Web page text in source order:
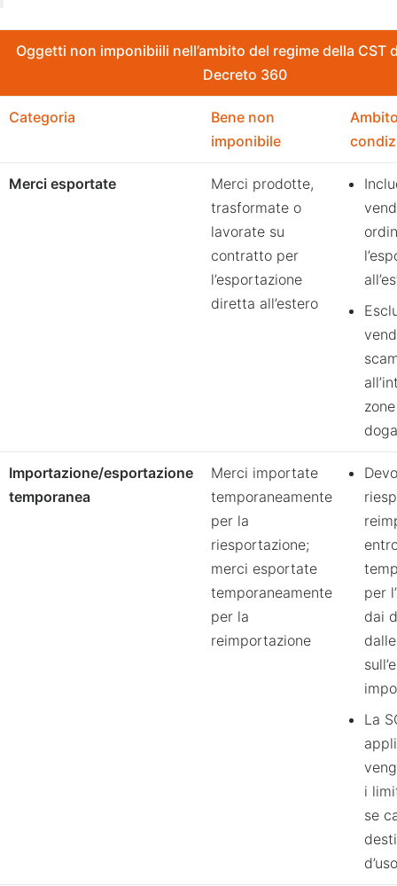
Oggetti non imponibiili nell’ambito del regime della CST
Decreto 360
Categoria
Bene non
imponibile
Merci esportate
Merci prodotte,
trasformate o
lavorate su
contratto per
l’esportazione
diretta all’estero
Importazione/esportazione
temporanea
Merci importate
temporaneamente
per la
riesportazione;
merci esportate
temporaneamente
per la
reimportazione
per
dai
La
i
se
d’uso